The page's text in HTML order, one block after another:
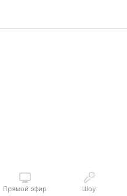
Прямой эфир Шоу